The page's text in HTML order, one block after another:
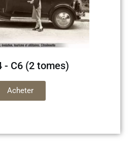
- C6 (2 tomes)
Acheter